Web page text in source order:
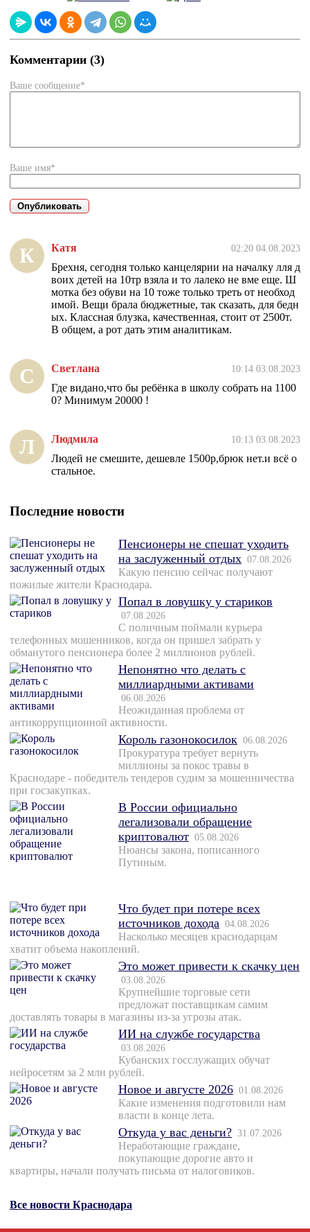
Комментарии (3)
Ваше сообщение*
Ваше имя*
К Катя 02:20 04.08.2023
Брехня, сегодня только канцелярии на началку лля д
воих детей на 10тр взяла и то лалеко не вме еще. Ш
мотка без обуви на 10 тоже только треть от необход
имой. Вещи брала бюджетные, так сказать, для бедн
ых. Классная блузка, качественная, стоит от 2500т.
В общем, а рот дать этим аналитикам.
С Светлана 10:14 03.08.2023
Где видано,что бы ребёнка в школу собрать на 1100
0? Минимум 20000 !
Л Людмила 10:13 03.08.2023
Людей не смешите, дешевле 1500р,брюк нет.и всё о
стальное.
Последние новости
Пенсионеры не спешат уходить
на заслуженный отдых 07.08.2026
Какую пенсию сейчас получают
пожилые жители Краснодара.
Попал в ловушку у стариков
07.08.2026
С поличным поймали курьера
телефонных мошенников, когда он пришел забрать у
обманутого пенсионера более 2 миллионов рублей.
Непонятно что делать с
миллиардными активами
06.08.2026
Неожиданная проблема от
антикоррупционной активности.
Король газонокосилок 06.08.2026
Прокуратура требует вернуть
миллионы за покос травы в
Краснодаре - победитель тендеров судим за мошенничества
при госзакупках.
В России официально
легализовали обращение
криптовалют 05.08.2026
Нюансы закона, пописанного
Путиным.
Что будет при потере всех
источников дохода 04.08.2026
Насколько месяцев краснодарцам
хватит объема накоплений.
Это может привести к скачку цен
03.08.2026
Крупнейшие торговые сети
предложат поставщикам самим
доставлять товары в магазины из-за угрозы атак.
ИИ на службе государства
03.08.2026
Кубанских госслужащих обучат
нейросетям за 2 млн рублей.
Новое и августе 2026 01.08.2026
Какие изменения подготовили нам
власти в конце лета.
Откуда у вас деньги? 31.07.2026
Неработающие граждане,
покупающие дорогие авто и
квартиры, начали получать письма от налоговиков.
Все новости Краснодара